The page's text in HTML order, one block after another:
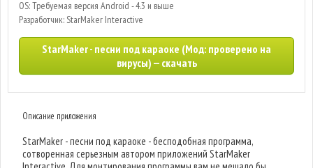
OS: Требуемая версия Android - 4.3 и выше
Разработчик: StarMaker Interactive
StarMaker - песни под караоке (Мод: проверено на
вирусы) — скачать
Описание приложения
StarMaker - песни под караоке - бесподобная программа,
сотворенная серьезным автором приложений StarMaker